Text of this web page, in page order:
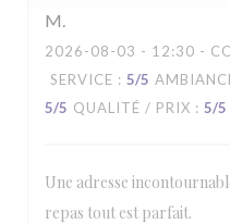
M
2026-08-03 - 12:30 -
SERVICE : 5/5
5/5 QUALITÉ / PRIX : 5/5
Une adresse
repas tout est parfait.